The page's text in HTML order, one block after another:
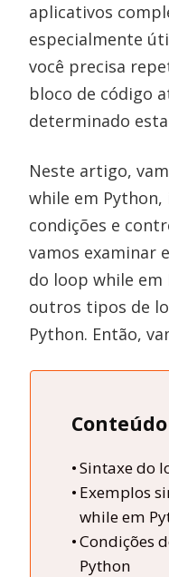
aplicativos
especialmente
você precisa
bloco de código
determinado
Neste artigo,
while em
condições e
vamos examinar
do loop while em
outros tipos de
Python. Então,
Conteúdo
Sintaxe do
Exemplos
while em
Condições
Python